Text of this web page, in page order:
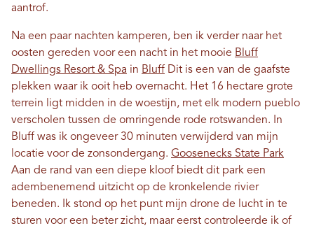
aantrof.
Na een paar nachten kamperen, ben ik verder naar het
oosten gereden voor een nacht in het mooie Bluff
Dwellings Resort & Spa in Bluff Dit is een van de gaafste
plekken waar ik ooit heb overnacht. Het 16 hectare grote
terrein ligt midden in de woestijn, met elk modern pueblo
verscholen tussen de omringende rode rotswanden. In
Bluff was ik ongeveer 30 minuten verwijderd van mijn
locatie voor de zonsondergang. Goosenecks State Park
Aan de rand van een diepe kloof biedt dit park een
adembenemend uitzicht op de kronkelende rivier
beneden. Ik stond op het punt mijn drone de lucht in te
sturen voor een beter zicht, maar eerst controleerde ik of